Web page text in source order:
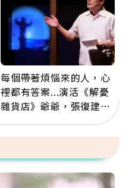
每個帶著煩惱來的人，心
裡都有答案...演活《解憂
雜貨店》爺爺，張復建：
放下執著不是認輸，而是
善待自己